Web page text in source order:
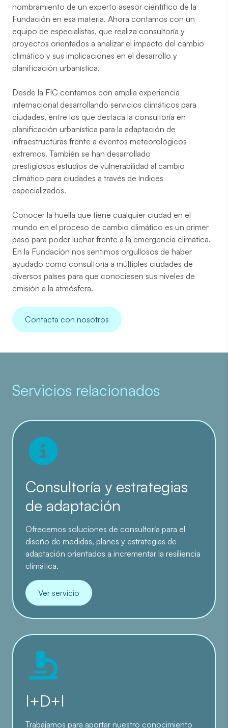
nombramiento de un experto asesor científico de la
Fundación en esa materia. Ahora contamos con un
equipo de especialistas, que realiza consultoría y
proyectos orientados a analizar el impacto del cambio
climático y sus implicaciones en el desarrollo y
planificación urbanística.
Desde la FIC contamos con amplia experiencia
internacional desarrollando servicios climáticos para
ciudades, entre los que destaca la consultoría en
planificación urbanística para la adaptación de
infraestructuras frente a eventos meteorológicos
extremos. También se han desarrollado
prestigiosos estudios de vulnerabilidad al cambio
climático para ciudades a través de índices
especializados.
Conocer la huella que tiene cualquier ciudad en el
mundo en el proceso de cambio climático es un primer
paso para poder luchar frente a la emergencia climática.
En la Fundación nos sentimos orgullosos de haber
ayudado como consultoría a múltiples ciudades de
diversos países para que conociesen sus niveles de
emisión a la atmósfera.
Contacta con nosotros
Servicios relacionados
Consultoría y estrategias
de adaptación
Ofrecemos soluciones de consultoría para el
diseño de medidas, planes y estrategias de
adaptación orientados a incrementar la resiliencia
climática.
Ver servicio
I+D+I
Trabajamos para aportar nuestro conocimiento